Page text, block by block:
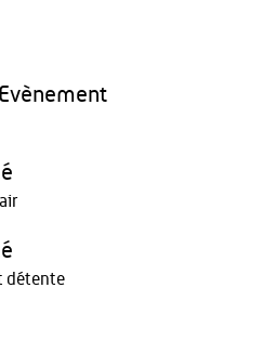
détente